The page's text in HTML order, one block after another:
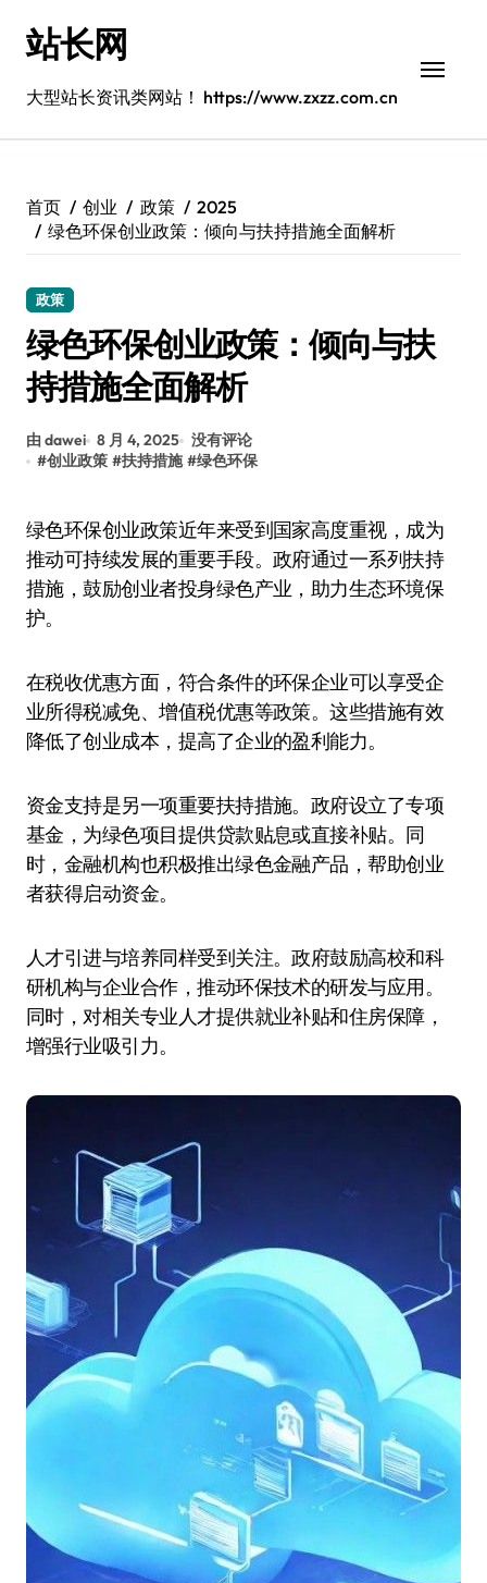
站长网
大型站长资讯类网站！ https://www.zxzz.com.cn
首页 创业 政策
2025
绿色环保创业政策：倾向与扶持措施全面解析
政策
绿色环保创业政策：倾向与扶
持措施全面解析
由 dawei 8 月 4, 2025 没有评论
#创业政策 #扶持措施 #绿色环保
绿色环保创业政策近年来受到国家高度重视，成为
推动可持续发展的重要手段。政府通过一系列扶持
措施，鼓励创业者投身绿色产业，助力生态环境保
护。
在税收优惠方面，符合条件的环保企业可以享受企
业所得税减免、增值税优惠等政策。这些措施有效
降低了创业成本，提高了企业的盈利能力。
资金支持是另一项重要扶持措施。政府设立了专项
基金，为绿色项目提供贷款贴息或直接补贴。同
时，金融机构也积极推出绿色金融产品，帮助创业
者获得启动资金。
人才引进与培养同样受到关注。政府鼓励高校和科
研机构与企业合作，推动环保技术的研发与应用。
同时，对相关专业人才提供就业补贴和住房保障，
增强行业吸引力。